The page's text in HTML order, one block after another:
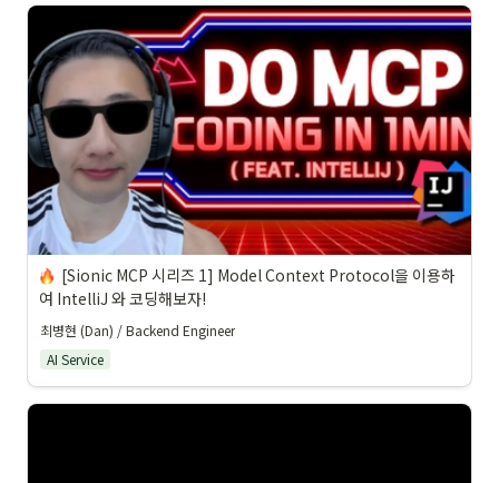
[Sionic MCP 시리즈 1] Model Context Protocol을 이용하
여 IntelliJ 와 코딩해보자!
최병현 (Dan) / Backend Engineer
AI Service